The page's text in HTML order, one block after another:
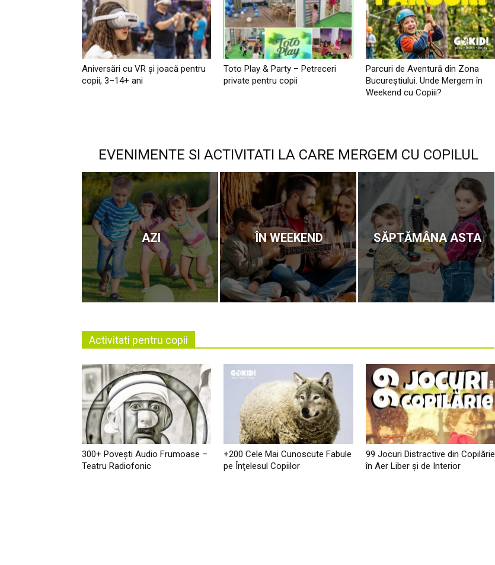
Aniversări cu VR și joacă pentru
copii, 3–14+ ani
Toto Play & Party – Petreceri
private pentru copii
Parcuri de Aventură din Zona
Bucureştiului. Unde Mergem în
Weekend cu Copiii?
EVENIMENTE SI ACTIVITATI LA CARE MERGEM CU COPILUL
AZI ÎN WEEKEND SĂPTĂMÂNA ASTA
Activitati pentru copii
300+ Povești Audio Frumoase –
Teatru Radiofonic
+200 Cele Mai Cunoscute Fabule
pe Înţelesul Copiilor
99 Jocuri Distractive din Copilărie
în Aer Liber şi de Interior